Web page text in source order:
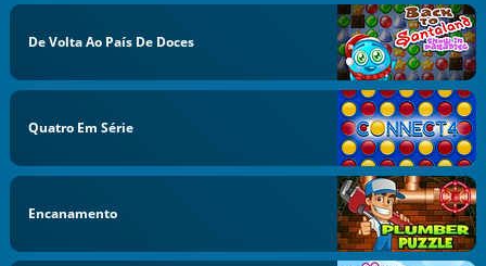
De Volta Ao País De Doces
Quatro Em Série
Encanamento